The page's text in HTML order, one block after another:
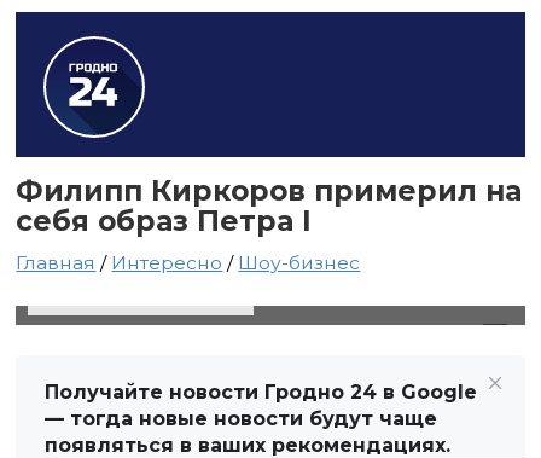
Филипп Киркоров примерил на
себя образ Петра I
Главная / Интересно / Шоу-бизнес
Получайте новости Гродно 24 в Google
— тогда новые новости будут чаще
появляться в ваших рекомендациях.